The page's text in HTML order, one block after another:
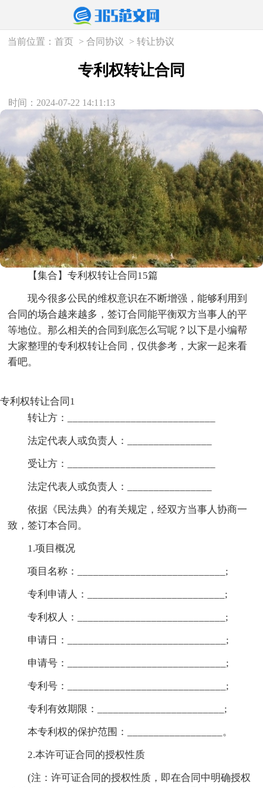
当前位置：首页 >合同协议 >转让协议
专利权转让合同
时间：2024-07-22 14:11:13
【集合】专利权转让合同15篇
现今很多公民的维权意识在不断增强，能够利用到
合同的场合越来越多，签订合同能平衡双方当事人的平
等地位。那么相关的合同到底怎么写呢？以下是小编帮
大家整理的专利权转让合同，仅供参考，大家一起来看
看吧。
专利权转让合同1
转让方：____________________________
法定代表人或负责人：________________
受让方：____________________________
法定代表人或负责人：________________
依据《民法典》的有关规定，经双方当事人协商一
致，签订本合同。
1.项目概况
项目名称：____________________________;
专利申请人：__________________________;
专利权人：____________________________;
申请日：______________________________;
申请号：______________________________;
专利号：______________________________;
专利有效期限：________________________;
本专利权的保护范围：__________________。
2.本许可证合同的授权性质
(注：许可证合同的授权性质，即在合同中明确授权